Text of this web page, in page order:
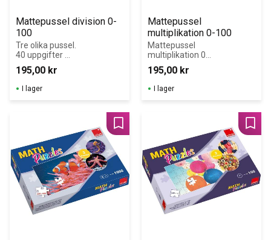
Mattepussel division 0-
100
Tre olika pussel.
40 uppgifter
(pusselbitar) per
pussel.
195,00 kr
I lager
Mattepussel
multiplikation 0-100
Mattepussel
multiplikation 0-
100. Tre olika
pussel. 40
uppgifter
(pusselbitar) per
195,00 kr
I lager
Lägg till i favoriter